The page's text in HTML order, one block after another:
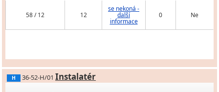
58 / 12 12
se nekoná -
další
informace
0 Ne
H 36-52-H/01 Instalatér